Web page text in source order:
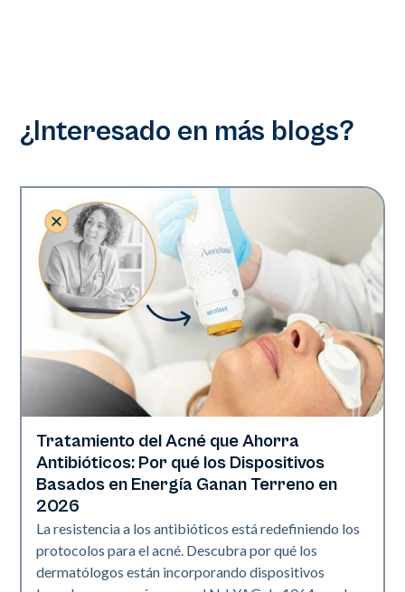
¿Interesado en más blogs?
Salud de la piel
Tratamiento del Acné que Ahorra
Antibióticos: Por qué los Dispositivos
Basados en Energía Ganan Terreno en
2026
La resistencia a los antibióticos está redefiniendo los
protocolos para el acné. Descubra por qué los
dermatólogos están incorporando dispositivos